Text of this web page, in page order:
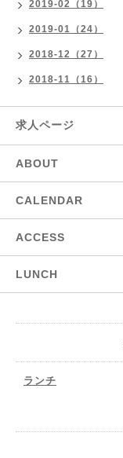
2019-02（19）
2019-01（24）
2018-12（27）
2018-11（16）
求人ページ
ABOUT
CALENDAR
ACCESS
LUNCH
ランチ